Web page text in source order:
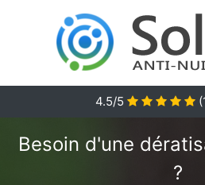
4.5/5 (
Besoin d'une
?